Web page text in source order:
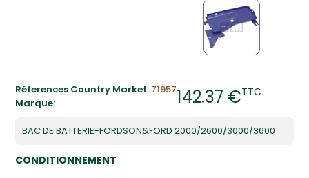
Réferences Country Market: 71957
Marque:
142.37 €TTC
BAC DE BATTERIE-FORDSON&FORD 2000/2600/3000/3600
CONDITIONNEMENT